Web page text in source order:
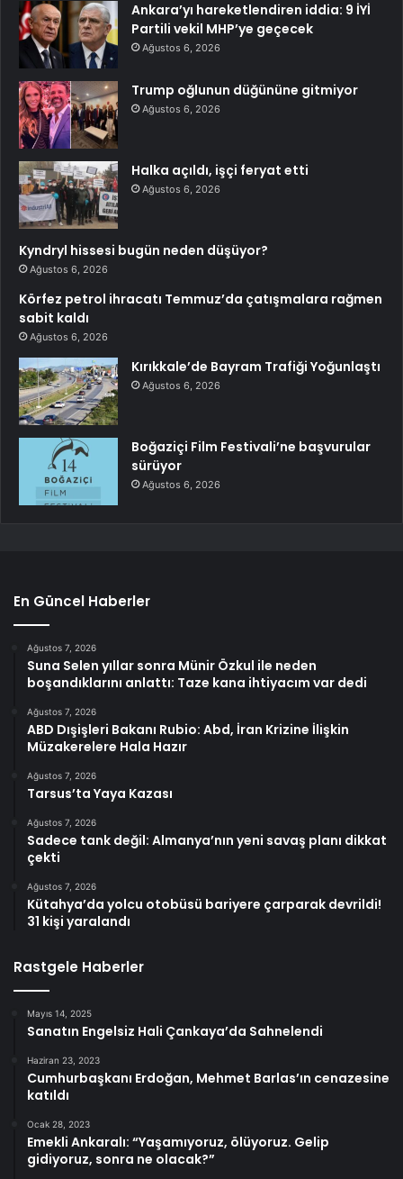
Ankara’yı hareketlendiren iddia: 9 İYİ
Partili vekil MHP’ye geçecek
Ağustos 6, 2026
Trump oğlunun düğününe gitmiyor
Ağustos 6, 2026
Halka açıldı, işçi feryat etti
Ağustos 6, 2026
Kyndryl hissesi bugün neden düşüyor?
Ağustos 6, 2026
Körfez petrol ihracatı Temmuz’da çatışmalara rağmen
sabit kaldı
Ağustos 6, 2026
Kırıkkale’de Bayram Trafiği Yoğunlaştı
Ağustos 6, 2026
Boğaziçi Film Festivali’ne başvurular
sürüyor
Ağustos 6, 2026
En Güncel Haberler
Ağustos 7, 2026
Suna Selen yıllar sonra Münir Özkul ile neden
boşandıklarını anlattı: Taze kana ihtiyacım var dedi
Ağustos 7, 2026
ABD Dışişleri Bakanı Rubio: Abd, İran Krizine İlişkin
Müzakerelere Hala Hazır
Ağustos 7, 2026
Tarsus’ta Yaya Kazası
Ağustos 7, 2026
Sadece tank değil: Almanya’nın yeni savaş planı dikkat
çekti
Ağustos 7, 2026
Kütahya’da yolcu otobüsü bariyere çarparak devrildi!
31 kişi yaralandı
Rastgele Haberler
Mayıs 14, 2025
Sanatın Engelsiz Hali Çankaya’da Sahnelendi
Haziran 23, 2023
Cumhurbaşkanı Erdoğan, Mehmet Barlas’ın cenazesine
katıldı
Ocak 28, 2023
Emekli Ankaralı: “Yaşamıyoruz, ölüyoruz. Gelip
gidiyoruz, sonra ne olacak?”